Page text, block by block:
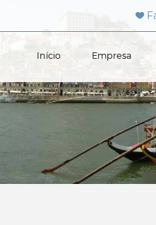
Início Empresa